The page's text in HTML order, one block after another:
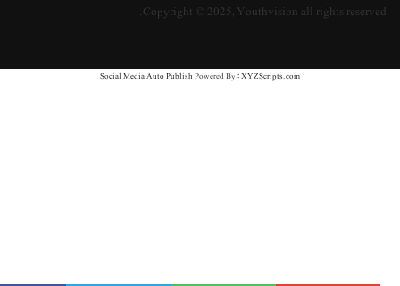
Copyright © 2025, Youthvision all rights
Social Media Auto PublishPowered By :XYZScripts.com